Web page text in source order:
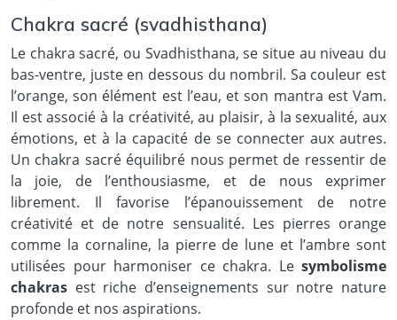
Chakra sacré (svadhisthana)
Le chakra sacré, ou Svadhisthana, se situe au niveau du
bas-ventre, juste en dessous du nombril. Sa couleur est
l’orange, son élément est l’eau, et son mantra est Vam.
Il est associé à la créativité, au plaisir, à la sexualité, aux
émotions, et à la capacité de se connecter aux autres.
Un chakra sacré équilibré nous permet de ressentir de
la joie, de l’enthousiasme, et de nous exprimer
librement. Il favorise l’épanouissement de notre
créativité et de notre sensualité. Les pierres orange
comme la cornaline, la pierre de lune et l’ambre sont
utilisées pour harmoniser ce chakra. Le symbolisme
chakras est riche d’enseignements sur notre nature
profonde et nos aspirations.